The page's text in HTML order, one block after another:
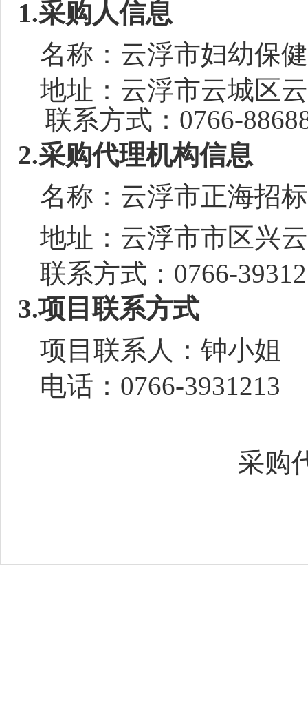
1.采购人信息
名称：云浮市妇幼保
地址：云浮市云城区
联系方式： 0766-
2.采购代理机构信息
名称：云浮市正海招
地址： 云浮市市区兴
联系方式： 0766-
3.项目联系方式
项目联系人：钟小姐
电话： 0766-3931213
采购